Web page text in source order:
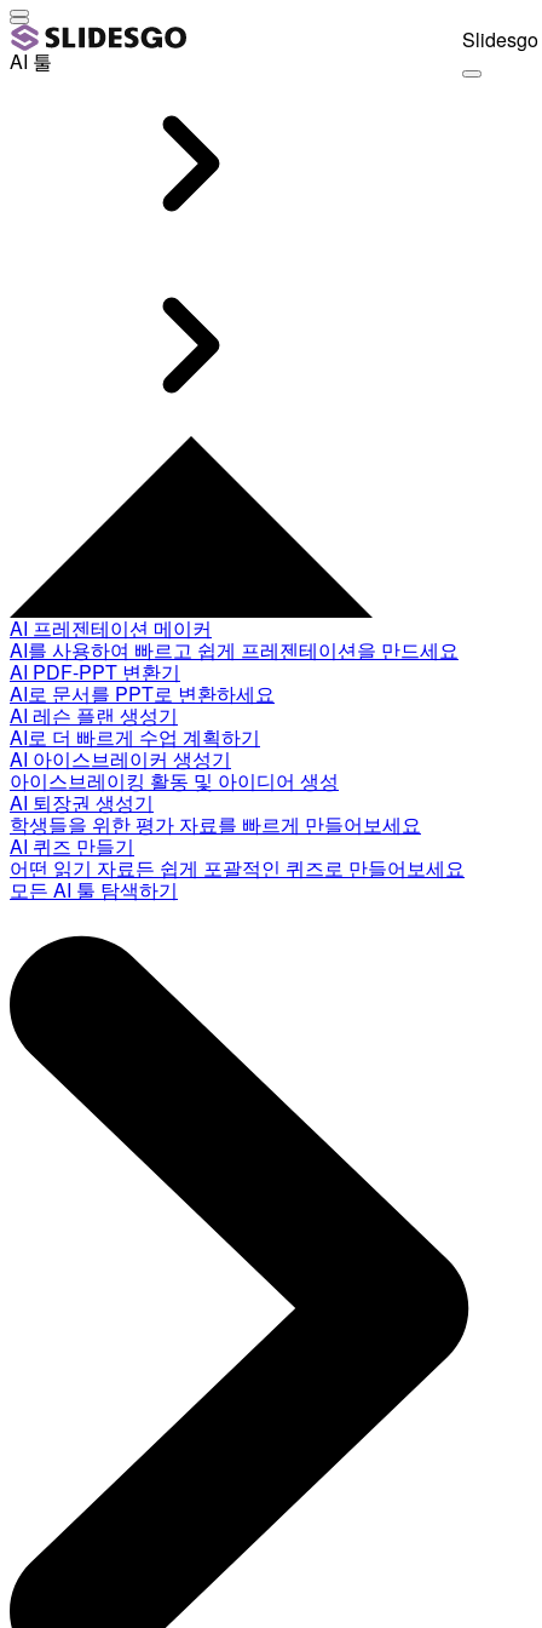
AI 툴
AI 프레젠테이션 메이커
AI를 사용하여 빠르고 쉽게 프레젠테이션을 만드세요
AI PDF-PPT 변환기
AI로 문서를 PPT로 변환하세요
AI 레슨 플랜 생성기
AI로 더 빠르게 수업 계획하기
AI 아이스브레이커 생성기
아이스브레이킹 활동 및 아이디어 생성
AI 퇴장권 생성기
학생들을 위한 평가 자료를 빠르게 만들어보세요
AI 퀴즈 만들기
어떤 읽기 자료든 쉽게 포괄적인 퀴즈로 만들어보세요
모든 AI 툴 탐색하기